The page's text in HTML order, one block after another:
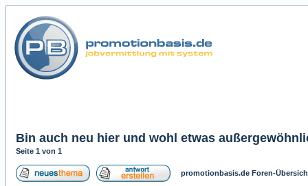
Bin auch neu hier und wohl etwas
Seite 1 von 1
promotionbasis.de Foren-